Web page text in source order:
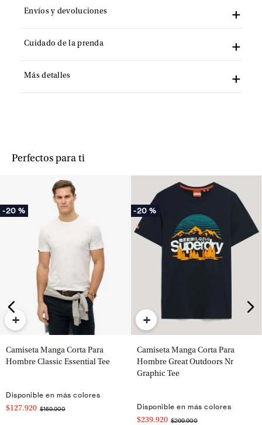
Envíos y devoluciones
Cuidado de la prenda
Más detalles
Perfectos para ti
-20 %
+
Camiseta Manga Corta Para
Hombre Classic Essential Tee
Disponible en más colores
$127.920 $159.900
-20 %
+
Camiseta Manga Corta Para
Hombre Great Outdoors Nr
Graphic Tee
Disponible en más colores
$239.920 $299.900